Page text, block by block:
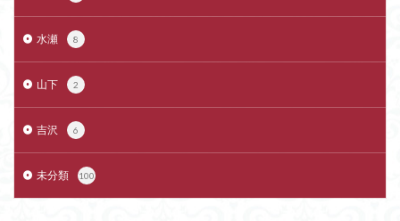
水瀬 8
山下 2
吉沢 6
未分類 100